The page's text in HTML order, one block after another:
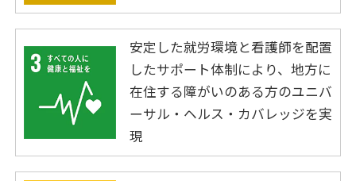
安定した就労環境と看護師を配置
したサポート体制により、地方に
在住する障がいのある方のユニバ
ーサル・ヘルス・カバレッジを実
現